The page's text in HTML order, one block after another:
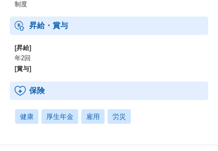
制度
昇給・賞与
[昇給]
年2回
[賞与]
保険
健康 厚生年金 雇用 労災